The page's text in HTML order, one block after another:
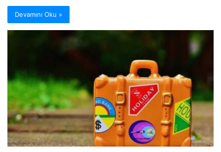
Devamını Oku »